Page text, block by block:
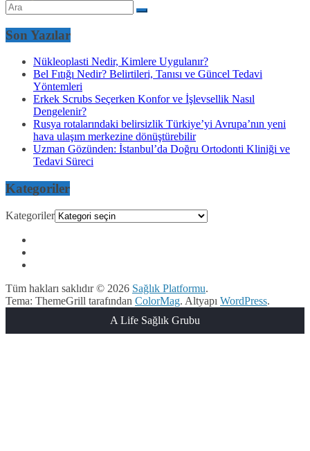
Son Yazılar
Nükleoplasti Nedir, Kimlere Uygulanır?
Bel Fıtığı Nedir? Belirtileri, Tanısı ve Güncel Tedavi
Yöntemleri
Erkek Scrubs Seçerken Konfor ve İşlevsellik Nasıl
Dengelenir?
Rusya rotalarındaki belirsizlik Türkiye’yi Avrupa’nın yeni
hava ulaşım merkezine dönüştürebilir
Uzman Gözünden: İstanbul’da Doğru Ortodonti Kliniği ve
Tedavi Süreci
Kategoriler
Kategoriler
Tüm hakları saklıdır © 2026 Sağlık Platformu.
Tema: ThemeGrill tarafından ColorMag. Altyapı WordPress.
A Life Sağlık Grubu